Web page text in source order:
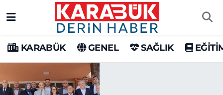
KARABÜK GENEL SAĞLIK
Karabük Hava Durumu
Karabük Trafik Yoğunluk Haritası